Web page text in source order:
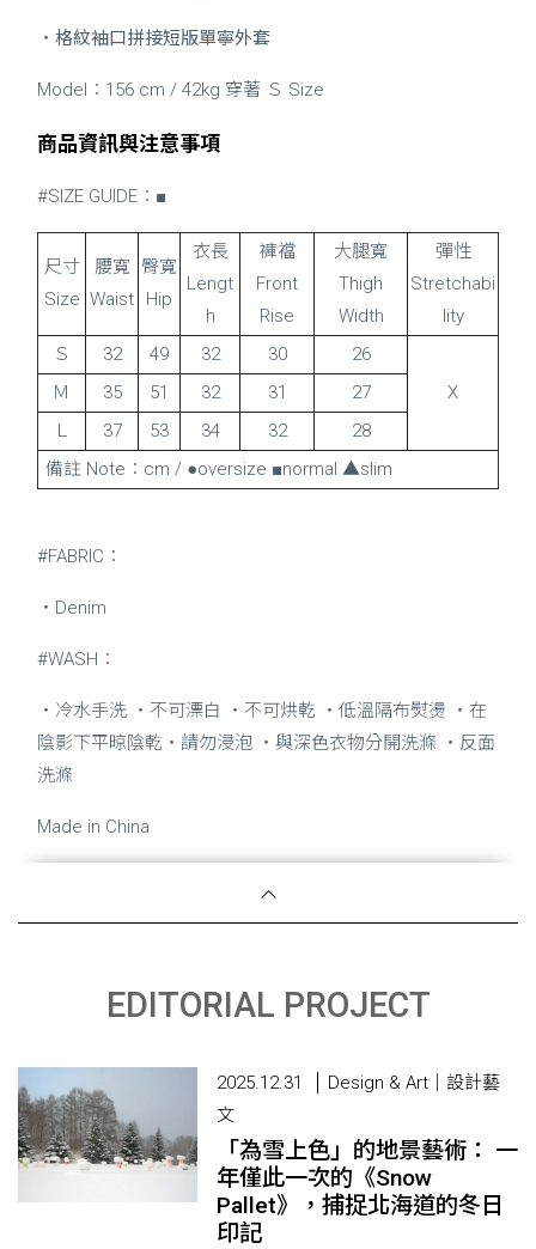
・ 格紋袖口拼接短版單寧外套
Model：156 cm / 42kg 穿著 Ｓ Size
商品資訊與注意事項
#SIZE GUIDE：■
尺寸
Size
腰寬
Waist
臀寬
Hip
衣長
Lengt
h
褲襠
Front
Rise
大腿寬
Thigh
Width
彈性
Stretchabi
lity
Ｓ
32 49 32 30
26
X
Ｍ 35 51 32 31
27
Ｌ
37 53 34 32
28
備註 Note：cm / ●oversize ■normal ▲slim
#FABRIC：
・Denim
#WASH：
・冷水手洗 ・不可漂白 ・不可烘乾 ・低溫隔布熨燙 ・在
陰影下平晾陰乾・請勿浸泡 ・與深色衣物分開洗滌 ・反面
洗滌
Made in China
EDITORIAL PROJECT
2025.12.31
Design & Art｜設計藝
文
「為雪上色」的地景藝術： 一
年僅此一次的《Snow
Pallet》，捕捉北海道的冬日
印記